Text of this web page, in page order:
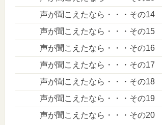
声が聞こえたなら・・・その14
声が聞こえたなら・・・その15
声が聞こえたなら・・・その16
声が聞こえたなら・・・その17
声が聞こえたなら・・・その18
声が聞こえたなら・・・その19
声が聞こえたなら・・・その20